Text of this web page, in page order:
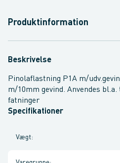
Produktinformation
Beskrivelse
Pinolaflastning P1A m/
m/10mm gevind. Anvendes
fatninger
Specifikationer
Vægt: